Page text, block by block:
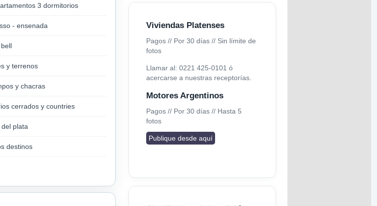
3 dormitorios
- ensenada
y terrenos
y chacras
cerrados y countries
plata
destinos
Viviendas Platenses
Pagos // Por 30 días // Sin límite de
fotos
Llamar al: 0221 425-0101 ó
acercarse a nuestras receptorías
Motores Argentinos
Pagos // Por 30 días // Hasta 5
fotos
Publique desde aquí